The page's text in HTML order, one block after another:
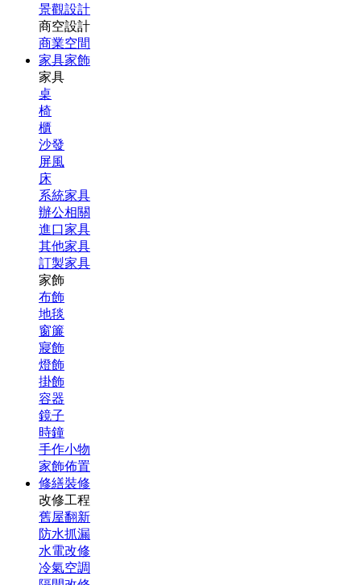
景觀設計
商空設計
商業空間
家具家飾
家具
桌
椅
櫃
沙發
屏風
床
系統家具
辦公相關
進口家具
其他家具
訂製家具
家飾
布飾
地毯
窗簾
寢飾
燈飾
掛飾
容器
鏡子
時鐘
手作小物
家飾佈置
修繕裝修
改修工程
舊屋翻新
防水抓漏
水電改修
冷氣空調